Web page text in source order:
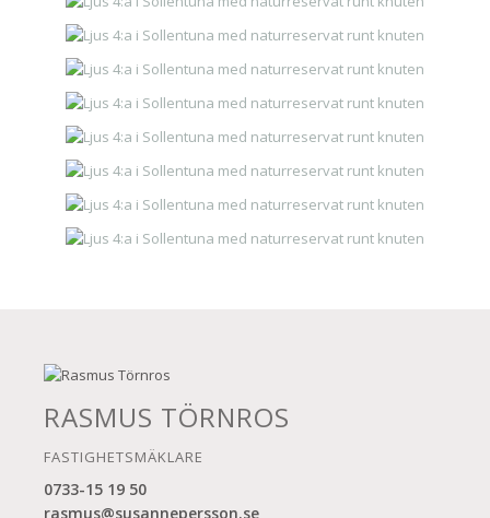
RASMUS TÖRNROS
FASTIGHETSMÄKLARE
0733-15 19 50
rasmus@susannepersson.se